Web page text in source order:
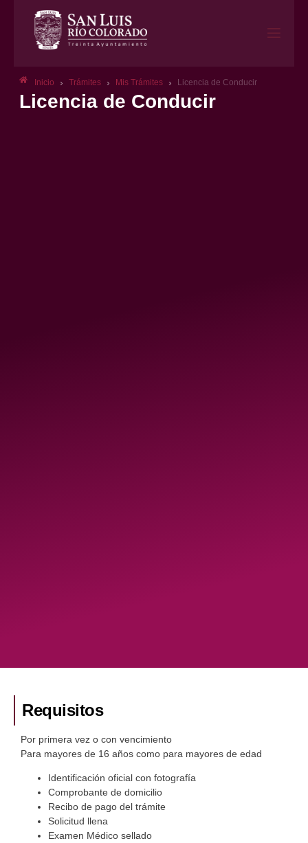
Inicio › Trámites › Mis Trámites › Licencia de Conducir
Licencia de Conducir
Requisitos
Por primera vez o con vencimiento
Para mayores de 16 años como para mayores de edad
Identificación oficial con fotografía
Comprobante de domicilio
Recibo de pago del trámite
Solicitud llena
Examen Médico sellado